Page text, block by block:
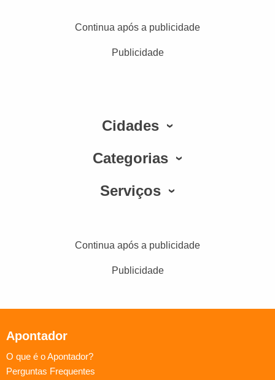
Continua após a publicidade
Publicidade
Cidades
Categorias
Serviços
Continua após a publicidade
Publicidade
Apontador
O que é o Apontador?
Perguntas Frequentes